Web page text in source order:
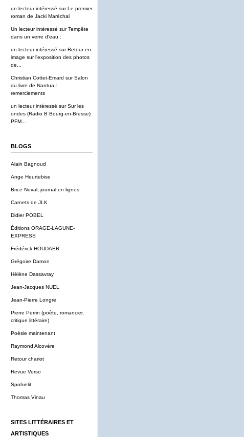
un lecteur intéressé surLe premier
roman de Jacki Maréchal
Un lecteur intéressé surTempête
dans un verre d'eau :
un lecteur intéressé surRetour en
image sur l'exposition des photos
de...
Christian Cottet-Emard surSalon
du livre de Nantua :
remerciements
un lecteur intéressé surSur les
ondes (Radio B Bourg-en-Bresse)
PFM...
BLOGS
Alain Bagnoud
Ange Heurtebise
Brice Noval, journal en lignes
Carnets de JLK
Didier POBEL
Éditions ORAGE-LAGUNE-
EXPRESS
Frédérick HOUDAER
Grégoire Damon
Hélène Dassavray
Jean-Jacques NUEL
Jean-Pierre Longre
Pierre Perrin (poète, romancier,
critique littéraire)
Poésie maintenant
Raymond Alcovère
Retour chariot
Revue Verso
Spohielit
Thomas Vinau
SITES LITTÉRAIRES ET
ARTISTIQUES